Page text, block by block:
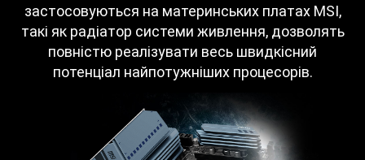
застосовуються на материнських платах MSI,
такі як радіатор системи живлення, дозволять
повністю реалізувати весь швидкісний
потенціал найпотужніших процесорів.